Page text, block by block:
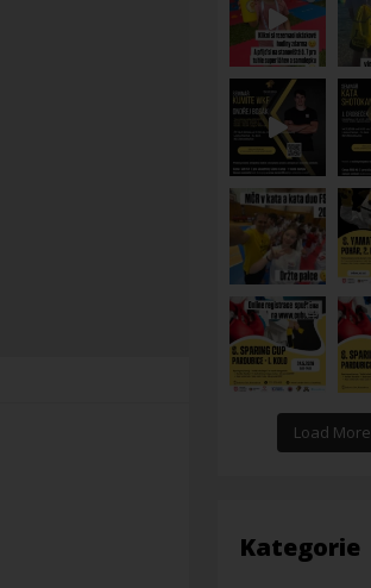
Load More
Kategorie